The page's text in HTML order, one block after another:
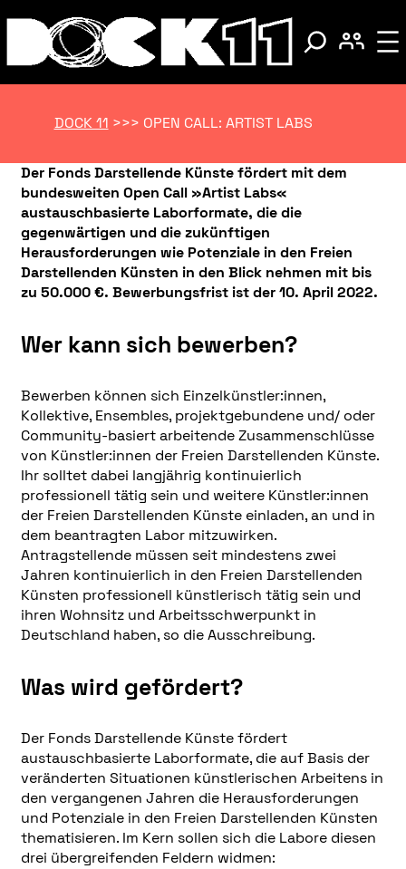
DOCK 11 >>> OPEN CALL: ARTIST LABS
Der Fonds Darstellende Künste fördert mit dem
bundesweiten Open Call »Artist Labs«
austauschbasierte Laborformate, die die
gegenwärtigen und die zukünftigen
Herausforderungen wie Potenziale in den Freien
Darstellenden Künsten in den Blick nehmen mit bis
zu 50.000 €. Bewerbungsfrist ist der 10. April 2022.
Wer kann sich bewerben?
Bewerben können sich Einzelkünstler:innen,
Kollektive, Ensembles, projektgebundene und/ oder
Community-basiert arbeitende Zusammenschlüsse
von Künstler:innen der Freien Darstellenden Künste.
Ihr solltet dabei langjährig kontinuierlich
professionell tätig sein und weitere Künstler:innen
der Freien Darstellenden Künste einladen, an und in
dem beantragten Labor mitzuwirken.
Antragstellende müssen seit mindestens zwei
Jahren kontinuierlich in den Freien Darstellenden
Künsten professionell künstlerisch tätig sein und
ihren Wohnsitz und Arbeitsschwerpunkt in
Deutschland haben, so die Ausschreibung.
Was wird gefördert?
Der Fonds Darstellende Künste fördert
austauschbasierte Laborformate, die auf Basis der
veränderten Situationen künstlerischen Arbeitens in
den vergangenen Jahren die Herausforderungen
und Potenziale in den Freien Darstellenden Künsten
thematisieren. Im Kern sollen sich die Labore diesen
drei übergreifenden Feldern widmen: